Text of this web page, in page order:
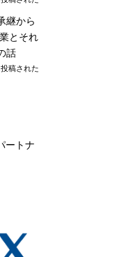
継から
とそれ
話
稿された
ートナ